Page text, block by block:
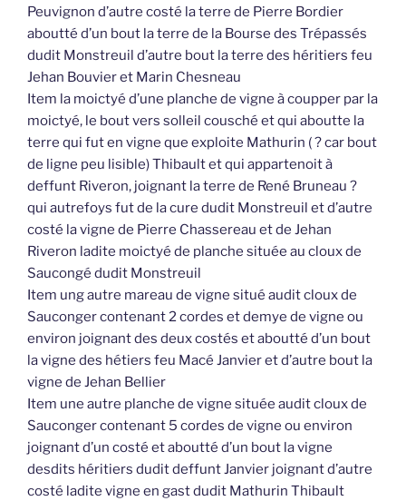
Peuvignon d’autre costé la terre de Pierre Bordier
aboutté d’un bout la terre de la Bourse des Trépassés
dudit Monstreuil d’autre bout la terre des héritiers feu
Jehan Bouvier et Marin Chesneau
Item la moictyé d’une planche de vigne à coupper par la
moictyé, le bout vers solleil cousché et qui aboutte la
terre qui fut en vigne que exploite Mathurin ( ? car bout
de ligne peu lisible) Thibault et qui appartenoit à
deffunt Riveron, joignant la terre de René Bruneau ?
qui autrefoys fut de la cure dudit Monstreuil et d’autre
costé la vigne de Pierre Chassereau et de Jehan
Riveron ladite moictyé de planche située au cloux de
Saucongé dudit Monstreuil
Item ung autre mareau de vigne situé audit cloux de
Sauconger contenant 2 cordes et demye de vigne ou
environ joignant des deux costés et aboutté d’un bout
la vigne des hétiers feu Macé Janvier et d’autre bout la
vigne de Jehan Bellier
Item une autre planche de vigne située audit cloux de
Sauconger contenant 5 cordes de vigne ou environ
joignant d’un costé et aboutté d’un bout la vigne
desdits héritiers dudit deffunt Janvier joignant d’autre
costé ladite vigne en gast dudit Mathurin Thibault